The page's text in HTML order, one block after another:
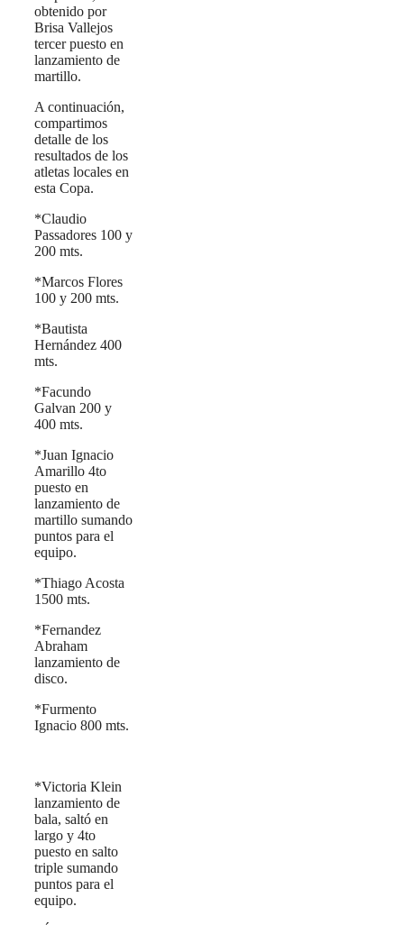
obtenido por
Brisa Vallejos
tercer puesto en
lanzamiento de
martillo.
A continuación,
compartimos
detalle de los
resultados de los
atletas locales en
esta Copa.
*Claudio
Passadores 100 y
200 mts.
*Marcos Flores
100 y 200 mts.
*Bautista
Hernández 400
mts.
*Facundo
Galvan 200 y
400 mts.
*Juan Ignacio
Amarillo 4to
puesto en
lanzamiento de
martillo sumando
puntos para el
equipo.
*Thiago Acosta
1500 mts.
*Fernandez
Abraham
lanzamiento de
disco.
*Furmento
Ignacio 800 mts.
*Victoria Klein
lanzamiento de
bala, saltó en
largo y 4to
puesto en salto
triple sumando
puntos para el
equipo.